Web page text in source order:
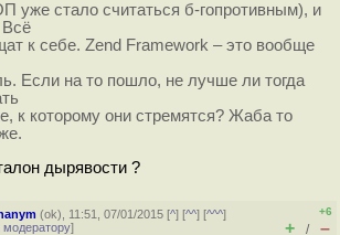
уже стало считаться б-гопротивным), и
Всё
к себе. Zend Framework – это вообще
Если на то пошло, не лучше ли тогда
к которому они стремятся? Жаба то
дырявости ?
(ok), 11:51, 07/01/2015 [^] [^^] [^^^]
модератору]
+6
+ / –